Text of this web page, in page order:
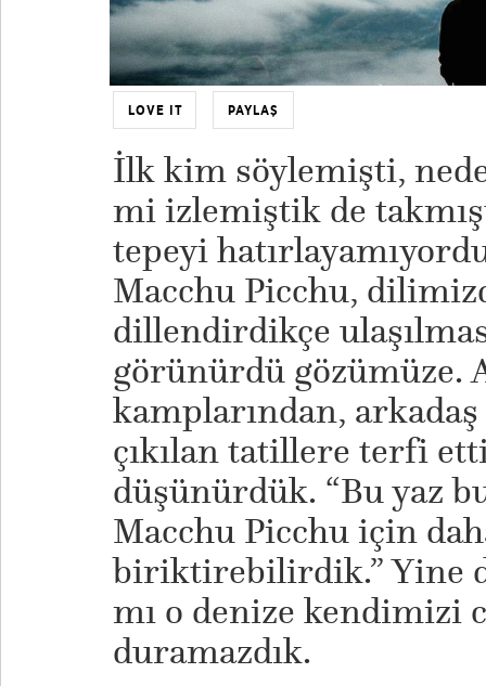
LOVE IT PAYLAŞ
İlk kim söylemişti,
mi izlemiştik de
tepeyi
Macchu Picchu,
dillendirdikçe
görünürdü gözümüze.
kamplarından, arkadaş
çıkılan tatillere terfi
düşünürdük. “Bu yaz
Macchu Picchu için
biriktirebilirdik.” Yine
mı o denize kendimizi
duramazdık.